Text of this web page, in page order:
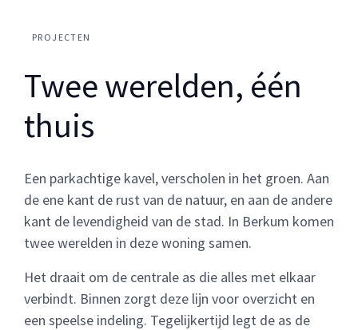
PROJECTEN
Twee werelden, één
thuis
Een parkachtige kavel, verscholen in het groen. Aan
de ene kant de rust van de natuur, en aan de andere
kant de levendigheid van de stad. In Berkum komen
twee werelden in deze woning samen.
Het draait om de centrale as die alles met elkaar
verbindt. Binnen zorgt deze lijn voor overzicht en
een speelse indeling. Tegelijkertijd legt de as de